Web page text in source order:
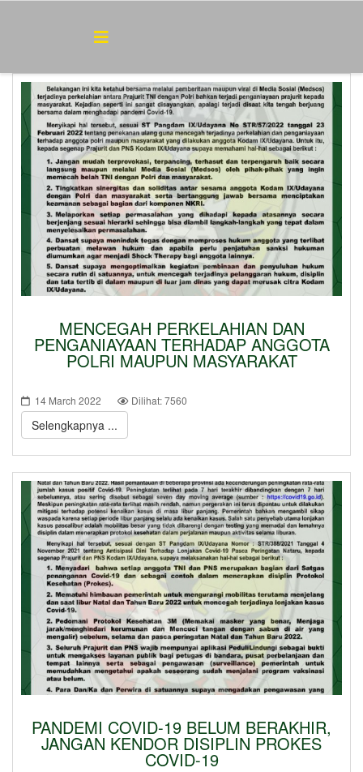
MENCEGAH PERKELAHIAN DAN
PENGANIAYAAN TERHADAP ANGGOTA
POLRI MAUPUN MASYARAKAT
14 March 2022 Dilihat: 7560
Selengkapnya ...
PANDEMI COVID-19 BELUM BERAKHIR,
JANGAN KENDOR DISIPLIN PROKES
COVID-19